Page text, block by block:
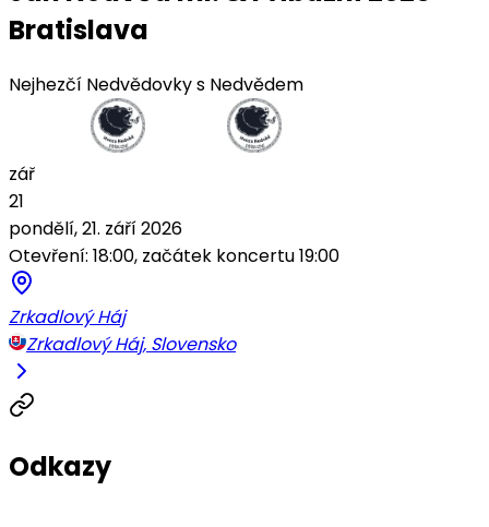
Bratislava
Nejhezčí Nedvědovky s Nedvědem
zář
21
pondělí, 21. září 2026
Otevření: 18:00, začátek koncertu 19:00
Zrkadlový Háj
Zrkadlový Háj, Slovensko
Odkazy